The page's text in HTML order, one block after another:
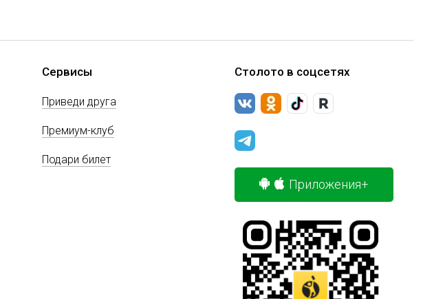
Сервисы
Приведи друга
Премиум-клуб
Подари билет
Столото в соцсетях
Приложения+